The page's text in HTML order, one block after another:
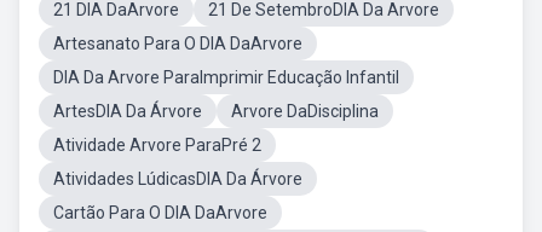
21 DIA DaArvore
21 De SetembroDIA Da Arvore
Artesanato Para O DIA DaArvore
DIA Da Arvore ParaImprimir Educação Infantil
ArtesDIA Da Árvore
Arvore DaDisciplina
Atividade Arvore ParaPré 2
Atividades LúdicasDIA Da Árvore
Cartão Para O DIA DaArvore